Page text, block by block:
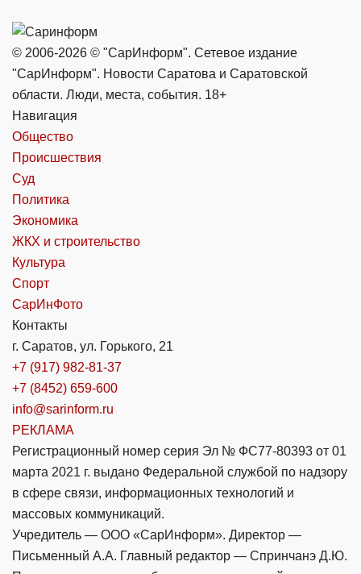
© 2006-2026 © "СарИнформ". Сетевое издание
"СарИнформ". Новости Саратова и Саратовской
области. Люди, места, события. 18+
Навигация
Общество
Происшествия
Суд
Политика
Экономика
ЖКХ и строительство
Культура
Спорт
СарИнФото
Контакты
г. Саратов, ул. Горького, 21
+7 (917) 982-81-37
+7 (8452) 659-600
info@sarinform.ru
РЕКЛАМА
Регистрационный номер серия Эл № ФС77-80393 от 01
марта 2021 г. выдано Федеральной службой по надзору
в сфере связи, информационных технологий и
массовых коммуникаций.
Учредитель — ООО «СарИнформ». Директор —
Письменный А.А. Главный редактор — Спринчанэ Д.Ю.